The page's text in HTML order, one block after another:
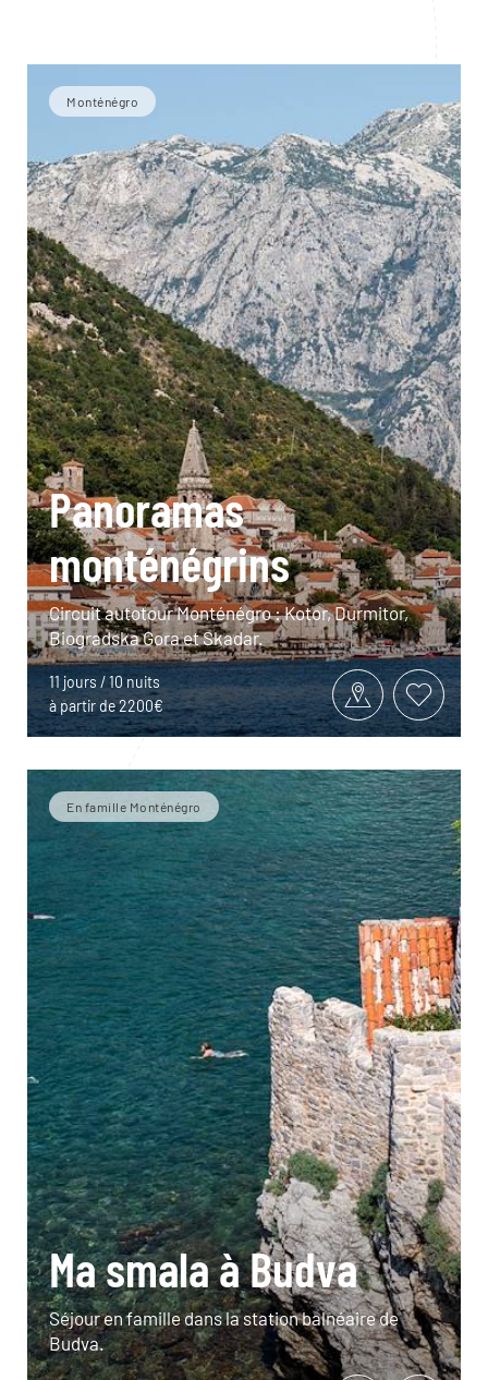
Monténégro
Panoramas
monténégrins
Circuit autotour Monténégro : Kotor, Durmitor,
Biogradska Gora et Skadar.
11 jours / 10 nuits
à partir de 2200€
En famille Monténégro
Ma smala à Budva
Séjour en famille dans la station balnéaire de
Budva.